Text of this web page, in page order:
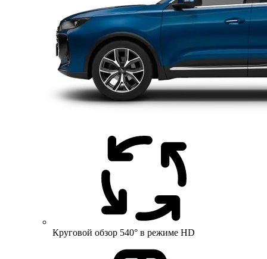
Круговой обзор 540° в режиме HD